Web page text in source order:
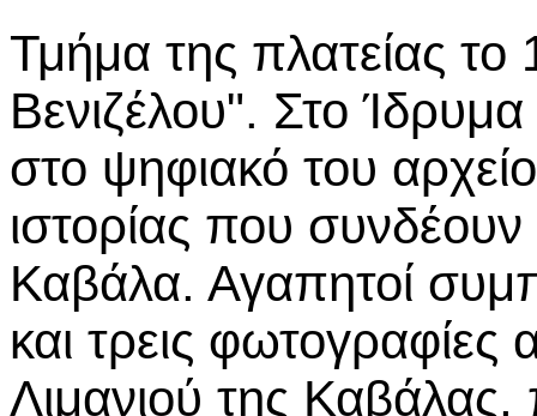
Τμήμα της πλατείας
Βενιζέλου". Στο Ίδρυμα
στο ψηφιακό του
ιστορίας που
Καβάλα. Αγαπητοί
και τρεις
Λιμανιού της